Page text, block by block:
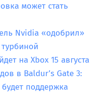
может стать
Nvidia «одобрил»
турбиной
на Xbox 15 августа
в Baldur’s Gate 3:
поддержка